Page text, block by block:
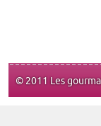
© 2011 Les